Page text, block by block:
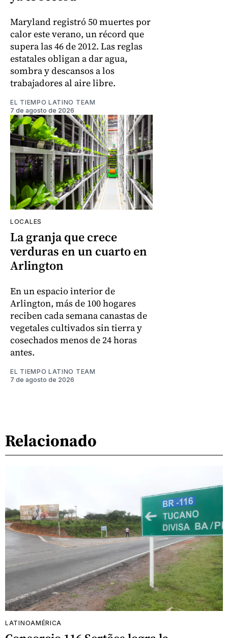
Maryland registró 50 muertes por
calor este verano, un récord que
supera las 46 de 2012. Las reglas
estatales obligan a dar agua,
sombra y descansos a los
trabajadores al aire libre.
EL TIEMPO LATINO TEAM
7 de agosto de 2026
LOCALES
La granja que crece
verduras en un cuarto en
Arlington
En un espacio interior de
Arlington, más de 100 hogares
reciben cada semana canastas de
vegetales cultivados sin tierra y
cosechados menos de 24 horas
antes.
EL TIEMPO LATINO TEAM
7 de agosto de 2026
Relacionado
LATINOAMÉRICA